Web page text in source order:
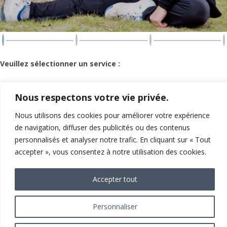
Nous respectons votre vie privée.
Nous utilisons des cookies pour améliorer votre expérience
de navigation, diffuser des publicités ou des contenus
personnalisés et analyser notre trafic. En cliquant sur « Tout
accepter », vous consentez à notre utilisation des cookies.
Personnaliser
Accepter tout
Veuillez sélectionner un service :
Votre thérapeute